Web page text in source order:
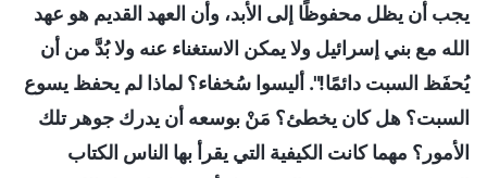
يجب أن يظل محفوظًا إلى الأبد، وأن العهد القديم هو عهد
الله مع بني إسرائيل ولا يمكن الاستغناء عنه ولا بُدَّ من أن
يُحفَظ السبت دائمًا!". أليسوا سُخفاء؟ لماذا لم يحفظ يسوع
السبت؟ هل كان يخطئ؟ مَنْ بوسعه أن يدرك جوهر تلك
الأمور؟ مهما كانت الكيفية التي يقرأ بها الناس الكتاب